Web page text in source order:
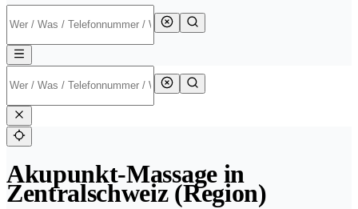
Akupunkt-Massage in
Zentralschweiz (Region)